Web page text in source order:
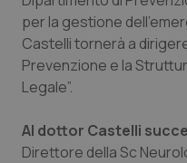
Umbria
Valle D’Aosta
Veneto
Oftalmologia
Oncoematologia
Oncologia &
per la gestione
Castelli tornerà a
Prevenzione e la
Legale”.
Al dottor Castelli
Direttore della Sc